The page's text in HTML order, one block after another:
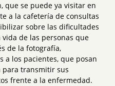
que se puede ya visitar en
a la cafetería de consultas
sobre las dificultades
de las personas que
de la fotografía,
a los pacientes, que posan
para transmitir sus
frente a la enfermedad.